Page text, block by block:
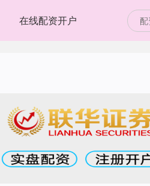
在线配资开户